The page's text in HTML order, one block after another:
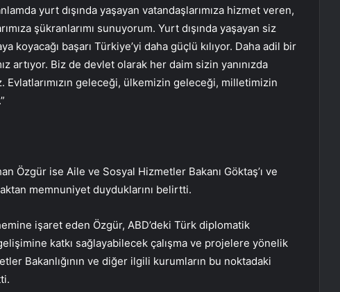
yurt dışında yaşayan vatandaşlarımıza hizmet veren,
şükranlarımı sunuyorum. Yurt dışında yaşayan siz
koyacağı başarı Türkiye’yi daha güçlü kılıyor. Daha adil bir
artıyor. Biz de devlet olarak her daim sizin yanınızda
Evlatlarımızın geleceği, ülkemizin geleceği, milletimizin
Özgür ise Aile ve Sosyal Hizmetler Bakanı Göktaş’ı ve
memnuniyet duyduklarını belirtti.
işaret eden Özgür, ABD’deki Türk diplomatik
katkı sağlayabilecek çalışma ve projelere yönelik
Bakanlığının ve diğer ilgili kurumların bu noktadaki